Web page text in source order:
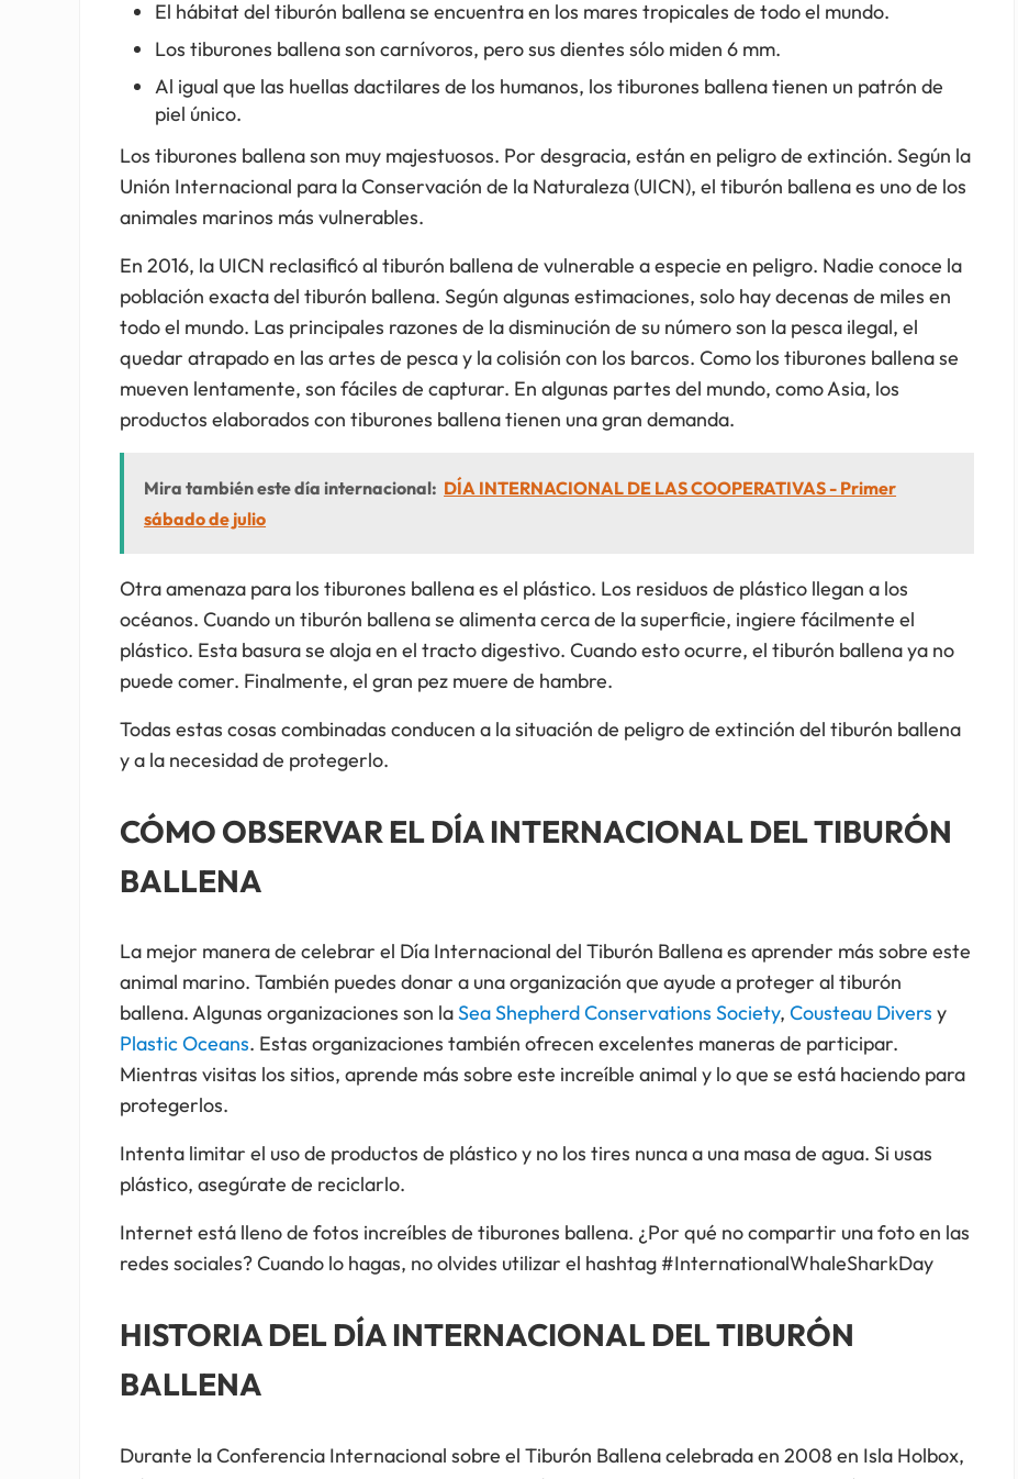
El hábitat del tiburón ballena se encuentra en los mares tropicales de todo el mundo.
Los tiburones ballena son carnívoros, pero sus dientes sólo miden 6 mm.
Al igual que las huellas dactilares de los humanos, los tiburones ballena tienen un patrón de
piel único.
Los tiburones ballena son muy majestuosos. Por desgracia, están en peligro de extinción. Según la
Unión Internacional para la Conservación de la Naturaleza (UICN), el tiburón ballena es uno de los
animales marinos más vulnerables.
En 2016, la UICN reclasificó al tiburón ballena de vulnerable a especie en peligro. Nadie conoce la
población exacta del tiburón ballena. Según algunas estimaciones, solo hay decenas de miles en
todo el mundo. Las principales razones de la disminución de su número son la pesca ilegal, el
quedar atrapado en las artes de pesca y la colisión con los barcos. Como los tiburones ballena se
mueven lentamente, son fáciles de capturar. En algunas partes del mundo, como Asia, los
productos elaborados con tiburones ballena tienen una gran demanda.
Mira también este día internacional: DÍA INTERNACIONAL DE LAS COOPERATIVAS - Primer
sábado de julio
Otra amenaza para los tiburones ballena es el plástico. Los residuos de plástico llegan a los
océanos. Cuando un tiburón ballena se alimenta cerca de la superficie, ingiere fácilmente el
plástico. Esta basura se aloja en el tracto digestivo. Cuando esto ocurre, el tiburón ballena ya no
puede comer. Finalmente, el gran pez muere de hambre.
Todas estas cosas combinadas conducen a la situación de peligro de extinción del tiburón ballena
y a la necesidad de protegerlo.
CÓMO OBSERVAR EL DÍA INTERNACIONAL DEL TIBURÓN
BALLENA
La mejor manera de celebrar el Día Internacional del Tiburón Ballena es aprender más sobre este
animal marino. También puedes donar a una organización que ayude a proteger al tiburón
ballena. Algunas organizaciones son laSea Shepherd Conservations Society,Cousteau Divers y
Plastic Oceans. Estas organizaciones también ofrecen excelentes maneras de participar.
Mientras visitas los sitios, aprende más sobre este increíble animal y lo que se está haciendo para
protegerlos.
Intenta limitar el uso de productos de plástico y no los tires nunca a una masa de agua. Si usas
plástico, asegúrate de reciclarlo.
Internet está lleno de fotos increíbles de tiburones ballena. ¿Por qué no compartir una foto en las
redes sociales? Cuando lo hagas, no olvides utilizar el hashtag #InternationalWhaleSharkDay
HISTORIA DEL DÍA INTERNACIONAL DEL TIBURÓN
BALLENA
Durante la Conferencia Internacional sobre el Tiburón Ballena celebrada en 2008 en Isla Holbox,